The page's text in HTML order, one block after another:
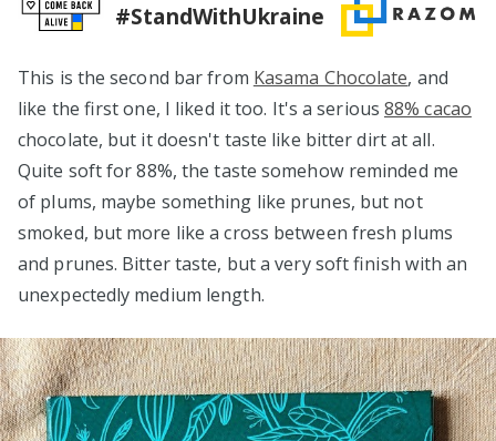
#StandWithUkraine
This is the second bar from Kasama Chocolate, and
like the first one, I liked it too. It's a serious88% cacao
chocolate, but it doesn't taste like bitter dirt at all.
Quite soft for 88%, the taste somehow reminded me
of plums, maybe something like prunes, but not
smoked, but more like a cross between fresh plums
and prunes. Bitter taste, but a very soft finish with an
unexpectedly medium length.